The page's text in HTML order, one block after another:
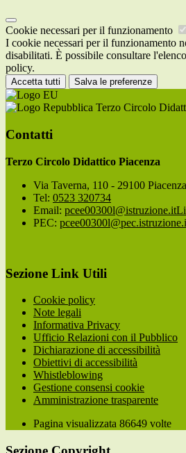
Cookie necessari per il funzionamento
I cookie necessari per il funzionamento
disabilitati. È possibile consultare
policy.
Accetta tutti Salva le preferenze
Terzo Circolo
Contatti
Terzo Circolo Didattico Piacenza
Via Taverna, 110 - 29100 Piacenza
Tel: 0523 320734
Email: pcee00300l@istruzione.it
PEC:
Sezione Link Utili
Cookie policy
Note legali
Informativa Privacy
Ufficio Relazioni con il Pubblico
Dichiarazione di accessibilità
Obiettivi di accessibilità
Whistleblowing
Gestione consensi cookie
Amministrazione trasparente
Pagina visualizzata 86649 volte